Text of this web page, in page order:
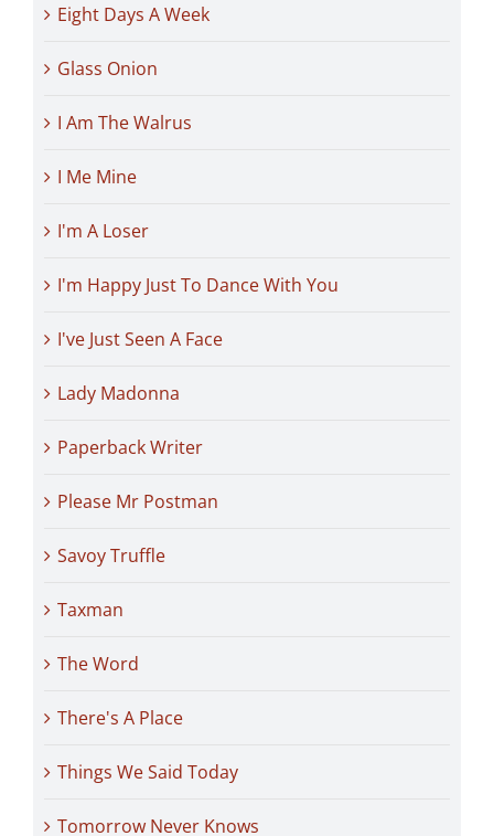
Eight Days A Week
Glass Onion
I Am The Walrus
I Me Mine
I'm A Loser
I'm Happy Just To Dance With You
I've Just Seen A Face
Lady Madonna
Paperback Writer
Please Mr Postman
Savoy Truffle
Taxman
The Word
There's A Place
Things We Said Today
Tomorrow Never Knows